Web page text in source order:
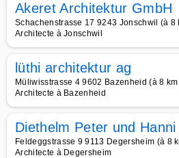
Akeret Architektur GmbH
Schachenstrasse 17 9243 Jonschwil (à
Architecte à Jonschwil
lüthi architektur ag
Müliwisstrasse 4 9602 Bazenheid (à 8
Architecte à Bazenheid
Diethelm Peter und Hanni
Feldeggstrasse 9 9113 Degersheim (à 8
Architecte à Degersheim